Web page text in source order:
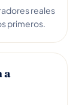
reales
primeros.
a